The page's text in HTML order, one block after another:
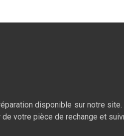
disponible sur notre
de votre pièce de rechange et